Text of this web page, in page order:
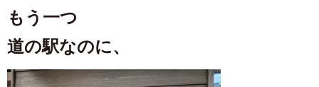
もう一つ
道の駅なのに、